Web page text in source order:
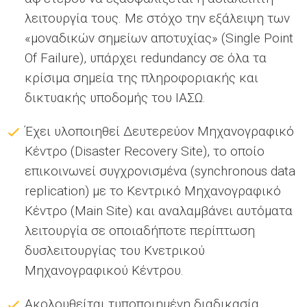
λειτουργία τους. Με στόχο την εξάλειψη των
«μοναδικών σημείων αποτυχίας» (Single Point
Of Failure), υπάρχει redundancy σε όλα τα
κρίσιμα σημεία της πληροφοριακής και
δικτυακής υποδομής του ΙΑΣΩ.
Έχει υλοποιηθεί Δευτερεύον Μηχανογραφικό
Κέντρο (Disaster Recovery Site), το οποίο
επικοινωνεί συγχρονισμένα (synchronous data
replication) με το Κεντρικό Μηχανογραφικό
Κέντρο (Main Site) και αναλαμβάνει αυτόματα
λειτουργία σε οποιαδήποτε περίπτωση
δυσλειτουργίας του Κνετρικού
Μηχανογραφικού Κέντρου.